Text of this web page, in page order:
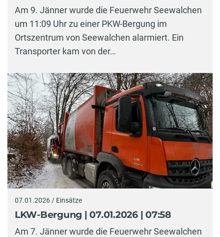
Am 9. Jänner wurde die Feuerwehr Seewalchen
um 11:09 Uhr zu einer PKW-Bergung im
Ortszentrum von Seewalchen alarmiert. Ein
Transporter kam von der…
07.01.2026 / Einsätze
LKW-Bergung | 07.01.2026 | 07:58
Am 7. Jänner wurde die Feuerwehr Seewalchen